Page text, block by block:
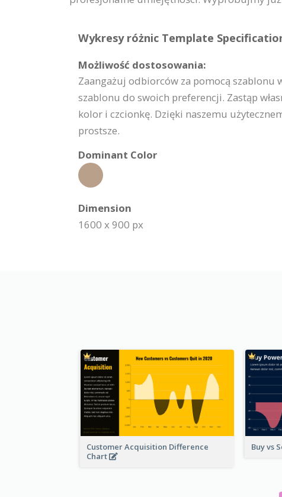
Wykresy różnic Template
Możliwość dostosowania:
Zaangażuj odbiorców za pomocą szablonu
szablonu do swoich preferencji. Zastąp
kolor i czcionkę. Dzięki naszemu
prostsze.
Dominant Color
Dimension
1600 x 900 px
Customer Acquisition Difference
Chart
Buy vs